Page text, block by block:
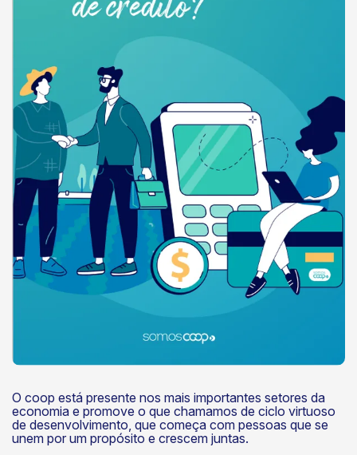
O coop está presente nos mais importantes setores da
economia e promove o que chamamos de ciclo virtuoso
de desenvolvimento, que começa com pessoas que se
unem por um propósito e crescem juntas.